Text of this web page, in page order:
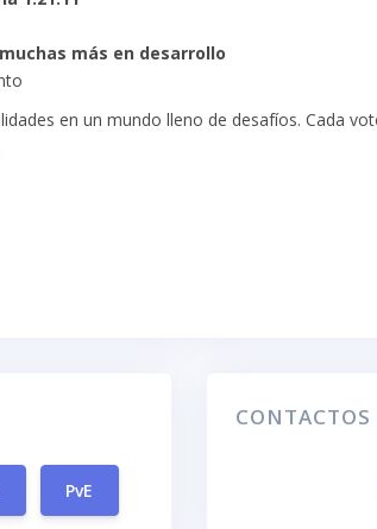
muchas más en desarrollo
en un mundo lleno de desafíos. Cada
PvE
CONTACTOS